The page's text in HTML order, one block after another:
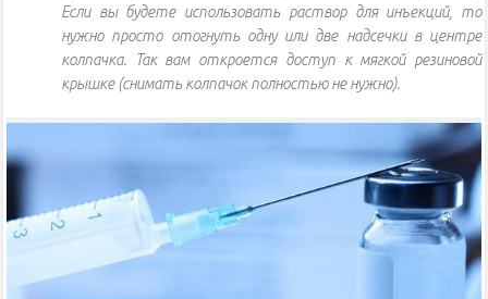
Если вы будете использовать раствор для инъекций, то
нужно просто отогнуть одну или две надсечки в центре
колпачка. Так вам откроется доступ к мягкой резиновой
крышке (снимать колпачок полностью не нужно).